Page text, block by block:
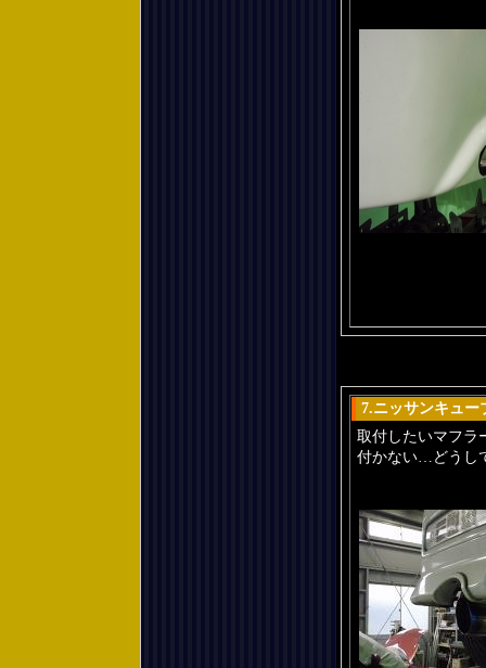
7.ニッサンキュー
取付したいマフラ
付かない…どうし